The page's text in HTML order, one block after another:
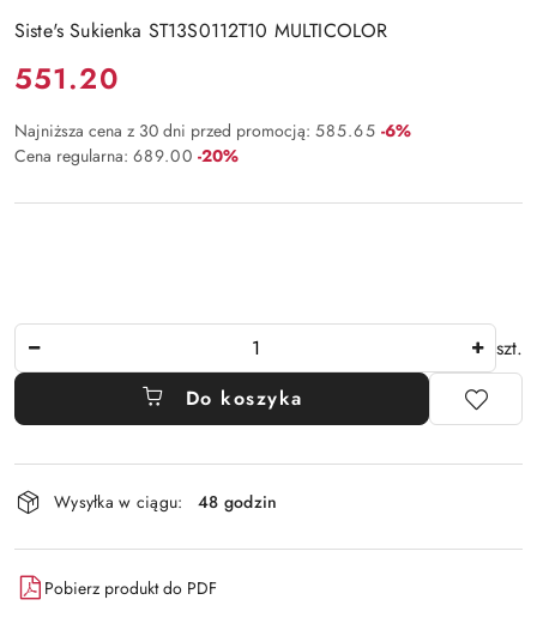
Siste's Sukienka ST13S0112T10 MULTICOLOR
Cena:
551.20
Najniższa cena z 30 dni przed promocją: 585.65 Rabat:
-6%
Cena regularna: 689.00 Rabat:
-20%
szt.
Do koszyka
Dostępność
i
dostawa
Wysyłka w ciągu: 48 godzin
Pobierz produkt do PDF